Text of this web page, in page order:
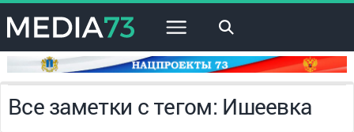
×
Все заметки с тегом: Ишеевка